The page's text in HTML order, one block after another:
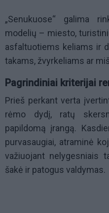
„Senukuose“ galima
modelių – miesto,
asfaltuotiems keliams ir
takams, žvyrkeliams ar
Pagrindiniai kriterijai
Prieš perkant verta
rėmo dydį, ratų
papildomą įrangą.
purvasaugiai, atraminė
važiuojant nelygesniais
šakė ir patogus valdymas.